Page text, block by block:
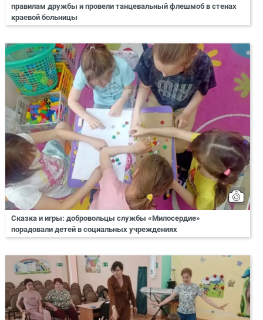
правилам дружбы и провели танцевальный флешмоб в стенах
краевой больницы
Сказка и игры: добровольцы службы «Милосердие»
порадовали детей в социальных учреждениях